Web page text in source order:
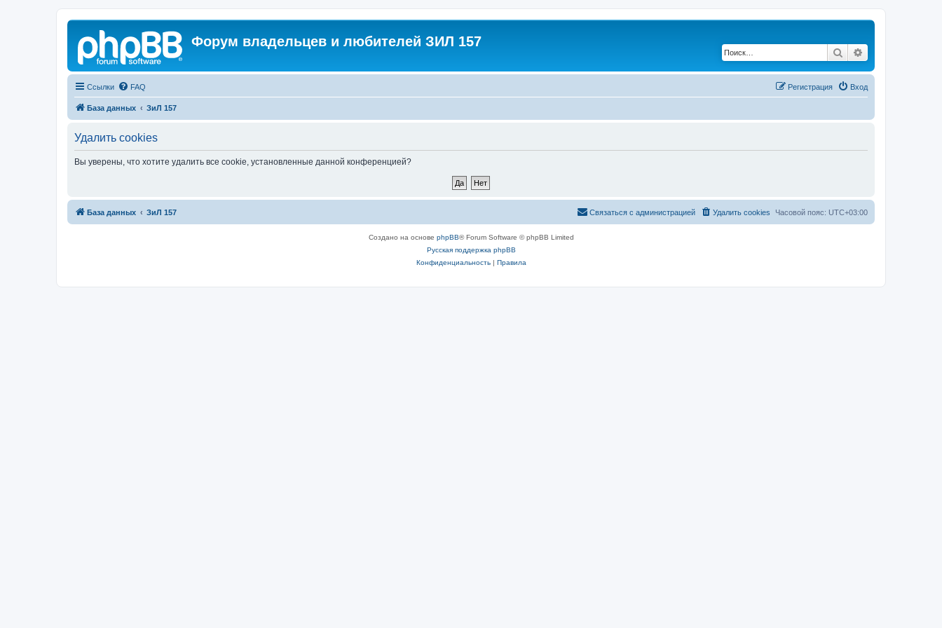
Форум владельцев и любителей ЗИЛ 157
Поиск
Ссылки FAQ Вход
Регистрация
База данных ЗиЛ 157
Удалить cookies
Вы уверены, что хотите удалить все cookie, установленные данной конференцией?
База данных ЗиЛ 157 Часовой пояс: UTC+03:00
Удалить cookies
Связаться с администрацией
Создано на основе phpBB® Forum Software © phpBB Limited
Русская поддержка phpBB
Конфиденциальность| Правила